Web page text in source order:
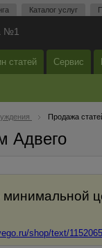
Каталог услуг
№1
статей Сервис
Продажа
Адвего
минимальной
shop/text/